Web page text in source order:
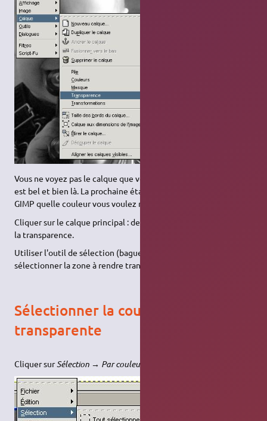
Vous ne voyez pas le calque que vous venez d'ajouter, mais il
est bel et bien là. La prochaine étape vous permettra de dire à
GIMP quelle couleur vous voulez rendre transparente.
Cliquer sur le calque principal : de l'image dont on veut ajouter
la transparence.
Utiliser l'outil de sélection (baguette magique) : pour
sélectionner la zone à rendre transparente.
Sélectionner la couleur
transparente
Cliquer surSélection → Par couleurs